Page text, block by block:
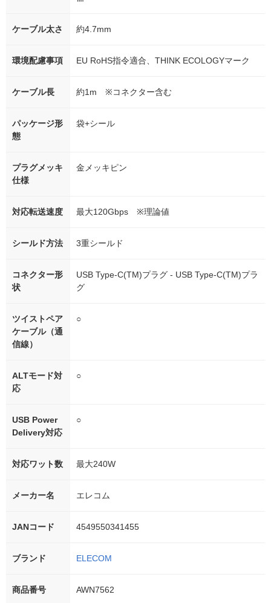
ケーブル太さ 約4.7mm
環境配慮事項 EU RoHS指令適合、THINK ECOLOGYマーク
ケーブル長 約1m ※コネクター含む
パッケージ形
態
袋+シール
プラグメッキ
仕様
金メッキピン
対応転送速度 最大120Gbps ※理論値
シールド方法 3重シールド
コネクター形
状
USB Type-C(TM)プラグ - USB Type-C(TM)プラ
グ
ツイストペア
ケーブル（通
信線）
○
ALTモード対
応
○
USB Power
Delivery対応
○
対応ワット数 最大240W
メーカー名 エレコム
JANコード 4549550341455
ブランド ELECOM
商品番号 AWN7562